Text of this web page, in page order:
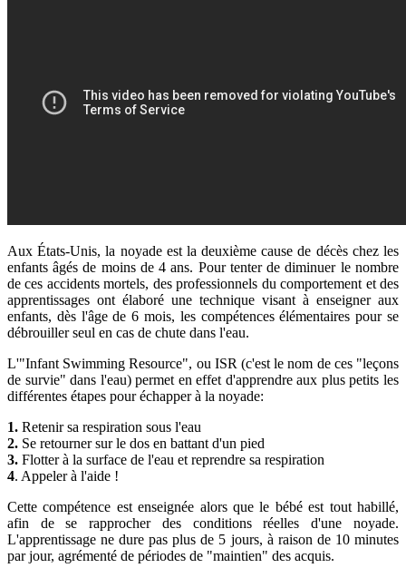
Aux États-Unis, la noyade est la deuxième cause de décès chez les
enfants âgés de moins de 4 ans. Pour tenter de diminuer le nombre
de ces accidents mortels, des professionnels du comportement et des
apprentissages ont élaboré une technique visant à enseigner aux
enfants, dès l'âge de 6 mois, les compétences élémentaires pour se
débrouiller seul en cas de chute dans l'eau.
L'"Infant Swimming Resource", ou ISR (c'est le nom de ces "leçons
de survie" dans l'eau) permet en effet d'apprendre aux plus petits les
différentes étapes pour échapper à la noyade:
1. Retenir sa respiration sous l'eau
2. Se retourner sur le dos en battant d'un pied
3. Flotter à la surface de l'eau et reprendre sa respiration
4. Appeler à l'aide !
Cette compétence est enseignée alors que le bébé est tout habillé,
afin de se rapprocher des conditions réelles d'une noyade.
L'apprentissage ne dure pas plus de 5 jours, à raison de 10 minutes
par jour, agrémenté de périodes de "maintien" des acquis.